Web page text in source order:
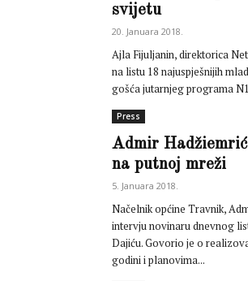
svijetu
20. Januara 2018.
Ajla Fijuljanin, direktorica
na listu 18 najuspješnijih
gošća jutarnjeg programa
Press
Admir
na putnoj mreži
5. Januara 2018.
Načelnik općine Travnik,
intervju novinaru dnevnog
Dajiću. Govorio je o
godini i planovima...